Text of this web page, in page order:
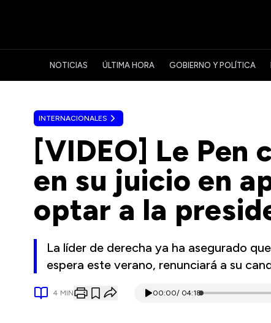
NOTICIAS ÚLTIMA HORA GOBIERNO Y POLÍTICA
INTERNACIONALES
[VIDEO] Le Pen
en su juicio en
optar a la
La líder de derecha ya ha asegurado
espera este verano, renunciará a su
4 MIN 00:00/ 04:18